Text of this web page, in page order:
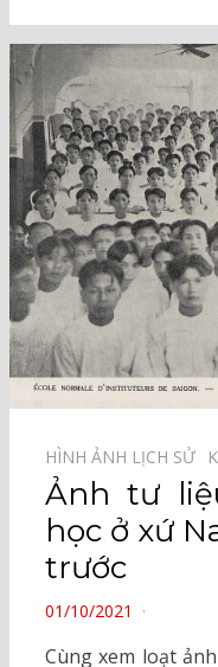
HÌNH ẢNH LỊCH SỬ⠀
Ảnh tư
học ở xứ
trước
POSTED
01/10/2021
Cùng xem loạt